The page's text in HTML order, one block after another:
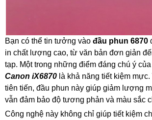
Bạn có thể tin tưởng vào đầu phun 6870
in chất lượng cao, từ văn bản đơn giản
tạp. Một trong những điểm đáng chú ý của
Canon iX6870 là khả năng tiết kiệm
tiên tiến, đầu phun này giúp giảm lượng
vẫn đảm bảo độ tương phản và màu sắc
Công nghệ này không chỉ giúp tiết kiệm